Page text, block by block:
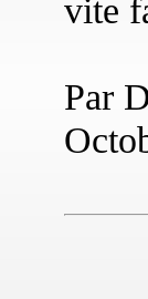
vite
Par